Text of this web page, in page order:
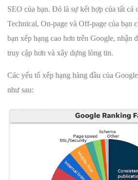
SEO của bạn. Đó là sự kết hợp của tất cả
Technical, On-page và Off-page của bạn
bạn xếp hạng cao hơn trên Google, nhận
truy cập hơn và xây dựng lòng tin.
Các yếu tố xếp hạng hàng đầu của
như sau: